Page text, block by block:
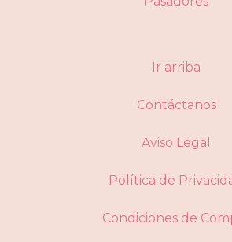
Ir arriba
Contáctanos
Aviso Legal
Política de
Condiciones de